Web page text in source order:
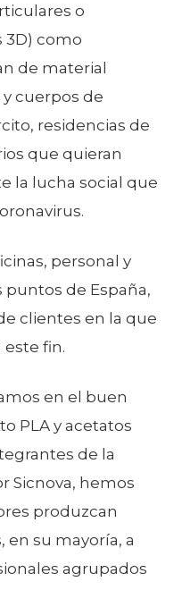
o
3D) como
de material
cuerpos de
residencias de
que quieran
la lucha social que
personal y
de España,
clientes en la que
este fin.
en el buen
PLA y acetatos
de la
Sicnova, hemos
produzcan
en su mayoría, a
agrupados